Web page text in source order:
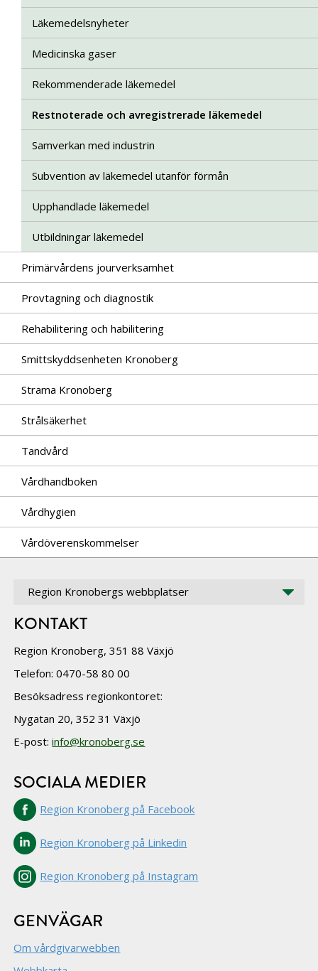
Läkemedelsnyheter
Medicinska gaser
Rekommenderade läkemedel
Restnoterade och avregistrerade läkemedel
Samverkan med industrin
Subvention av läkemedel utanför förmån
Upphandlade läkemedel
Utbildningar läkemedel
Primärvårdens jourverksamhet
Provtagning och diagnostik
Rehabilitering och habilitering
Smittskyddsenheten Kronoberg
Strama Kronoberg
Strålsäkerhet
Tandvård
Vårdhandboken
Vårdhygien
Vårdöverenskommelser
Region Kronobergs webbplatser
KONTAKT
Region Kronoberg, 351 88 Växjö
Telefon: 0470-58 80 00
Besöksadress regionkontoret:
Nygatan 20, 352 31 Växjö
E-post:info@kronoberg.se
SOCIALA MEDIER
Region Kronoberg på Facebook
Region Kronoberg på Linkedin
Region Kronoberg på Instagram
GENVÄGAR
Om vårdgivarwebben